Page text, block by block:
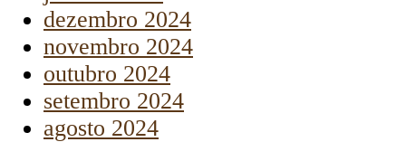
dezembro 2024
novembro 2024
outubro 2024
setembro 2024
agosto 2024